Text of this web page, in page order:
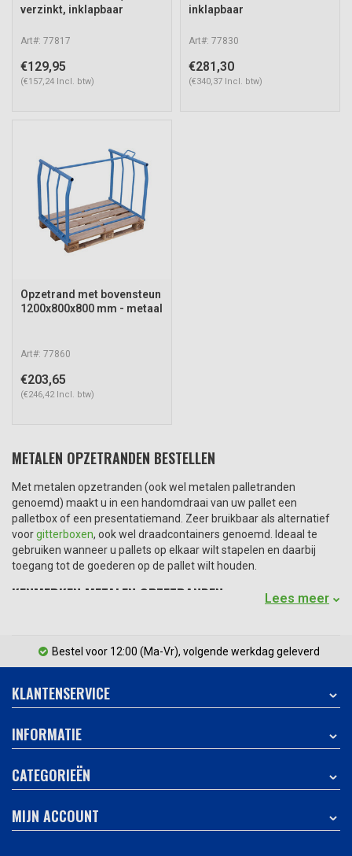
verzinkt, inklapbaar
Art#: 77817
€129,95
(€157,24 Incl. btw)
inklapbaar
Art#: 77830
€281,30
(€340,37 Incl. btw)
Opzetrand met bovensteun
1200x800x800 mm - metaal
Art#: 77860
€203,65
(€246,42 Incl. btw)
METALEN OPZETRANDEN BESTELLEN
Met metalen opzetranden (ook wel metalen palletranden
genoemd) maakt u in een handomdraai van uw pallet een
palletbox of een presentatiemand. Zeer bruikbaar als alternatief
voorgitterboxen, ook wel draadcontainers genoemd. Ideaal te
gebruiken wanneer u pallets op elkaar wilt stapelen en daarbij
toegang tot de goederen op de pallet wilt houden.
KENMERKEN METALEN OPZETRANDEN
Deze palletranden zijn goed bruikbaar voor de export, doordat er
geen extra certificaten of stempels vereist zijn bij de douane.
VOORDELEN METALEN OPZETRANDEN
Met metalen opzetranden kunt u uw pallets eenvoudig
veranderen in een gitterbox en wanneer u geen behoefte meer
Ruimtebesparend in opslag en het is een flexibele oplossing,
afhankelijk van uw opslagbehoefte. Met behulp van metalen
kleingoed, zoals productieonderdelen of halffabrikaten, vervoeren
Lees meer
Bestel voor 12:00 (Ma-Vr), volgende werkdag geleverd
KLANTENSERVICE
INFORMATIE
CATEGORIEËN
MIJN ACCOUNT